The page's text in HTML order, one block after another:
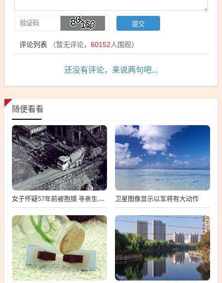
评论列表 （暂无评论， 60152人围观）
还没有评论，来说两句吧...
随便看看
女子怀疑57年前被抱错 寻亲生父母 卫星图像显示以军将有大动作